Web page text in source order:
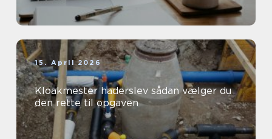
15. April 2026
Kloakmester haderslev sådan vælger du
den rette til opgaven